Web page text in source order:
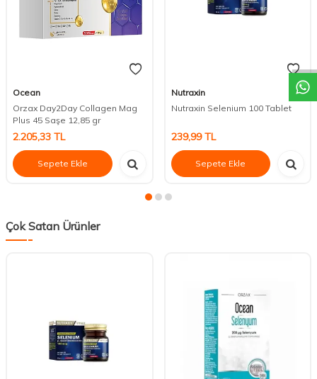
Ocean
Orzax Day2Day Collagen Mag
Plus 45 Saşe 12,85 gr
2.205,33 TL
Sepete Ekle
Nutraxin
Nutraxin Selenium 100 Tablet
239,99TL
Sepete Ekle
Çok Satan Ürünler